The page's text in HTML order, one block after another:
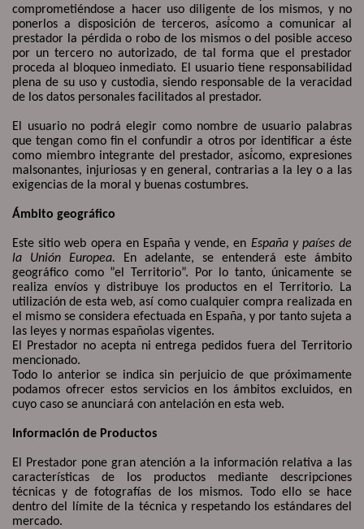
comprometiéndose a hacer uso diligente de los mismos, y no
ponerlos a disposición de terceros, asícomo a comunicar al
prestador la pérdida o robo de los mismos o del posible acceso
por un tercero no autorizado, de tal forma que el prestador
proceda al bloqueo inmediato. El usuario tiene responsabilidad
plena de su uso y custodia, siendo responsable de la veracidad
de los datos personales facilitados al prestador.
El usuario no podrá elegir como nombre de usuario palabras
que tengan como fin el confundir a otros por identificar a éste
como miembro integrante del prestador, asícomo, expresiones
malsonantes, injuriosas y en general, contrarias a la ley o a las
exigencias de la moral y buenas costumbres.
Ámbito geográfico
Este sitio web opera en España y vende, en España y países de
la Unión Europea.
En adelante, se entenderá este ámbito
geográfico como ”el Territorio”. Por lo tanto, únicamente se
realiza envíos y distribuye los productos en el Territorio. La
utilización de esta web, así como cualquier compra realizada en
el mismo se considera efectuada en España, y por tanto sujeta a
las leyes y normas españolas vigentes.
El Prestador no acepta ni entrega pedidos fuera del Territorio
mencionado.
Todo lo anterior se indica sin perjuicio de que próximamente
podamos ofrecer estos servicios en los ámbitos excluidos, en
cuyo caso se anunciará con antelación en esta web.
Información de Productos
El Prestador pone gran atención a la información relativa a las
características de los productos mediante descripciones
técnicas y de fotografías de los mismos. Todo ello se hace
dentro del límite de la técnica y respetando los estándares del
mercado.